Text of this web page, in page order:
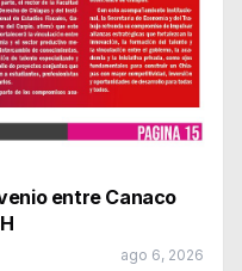
entre Canaco
ago 6, 2026